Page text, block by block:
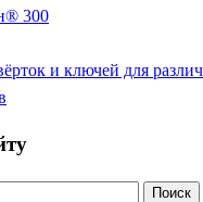
300
и ключей для